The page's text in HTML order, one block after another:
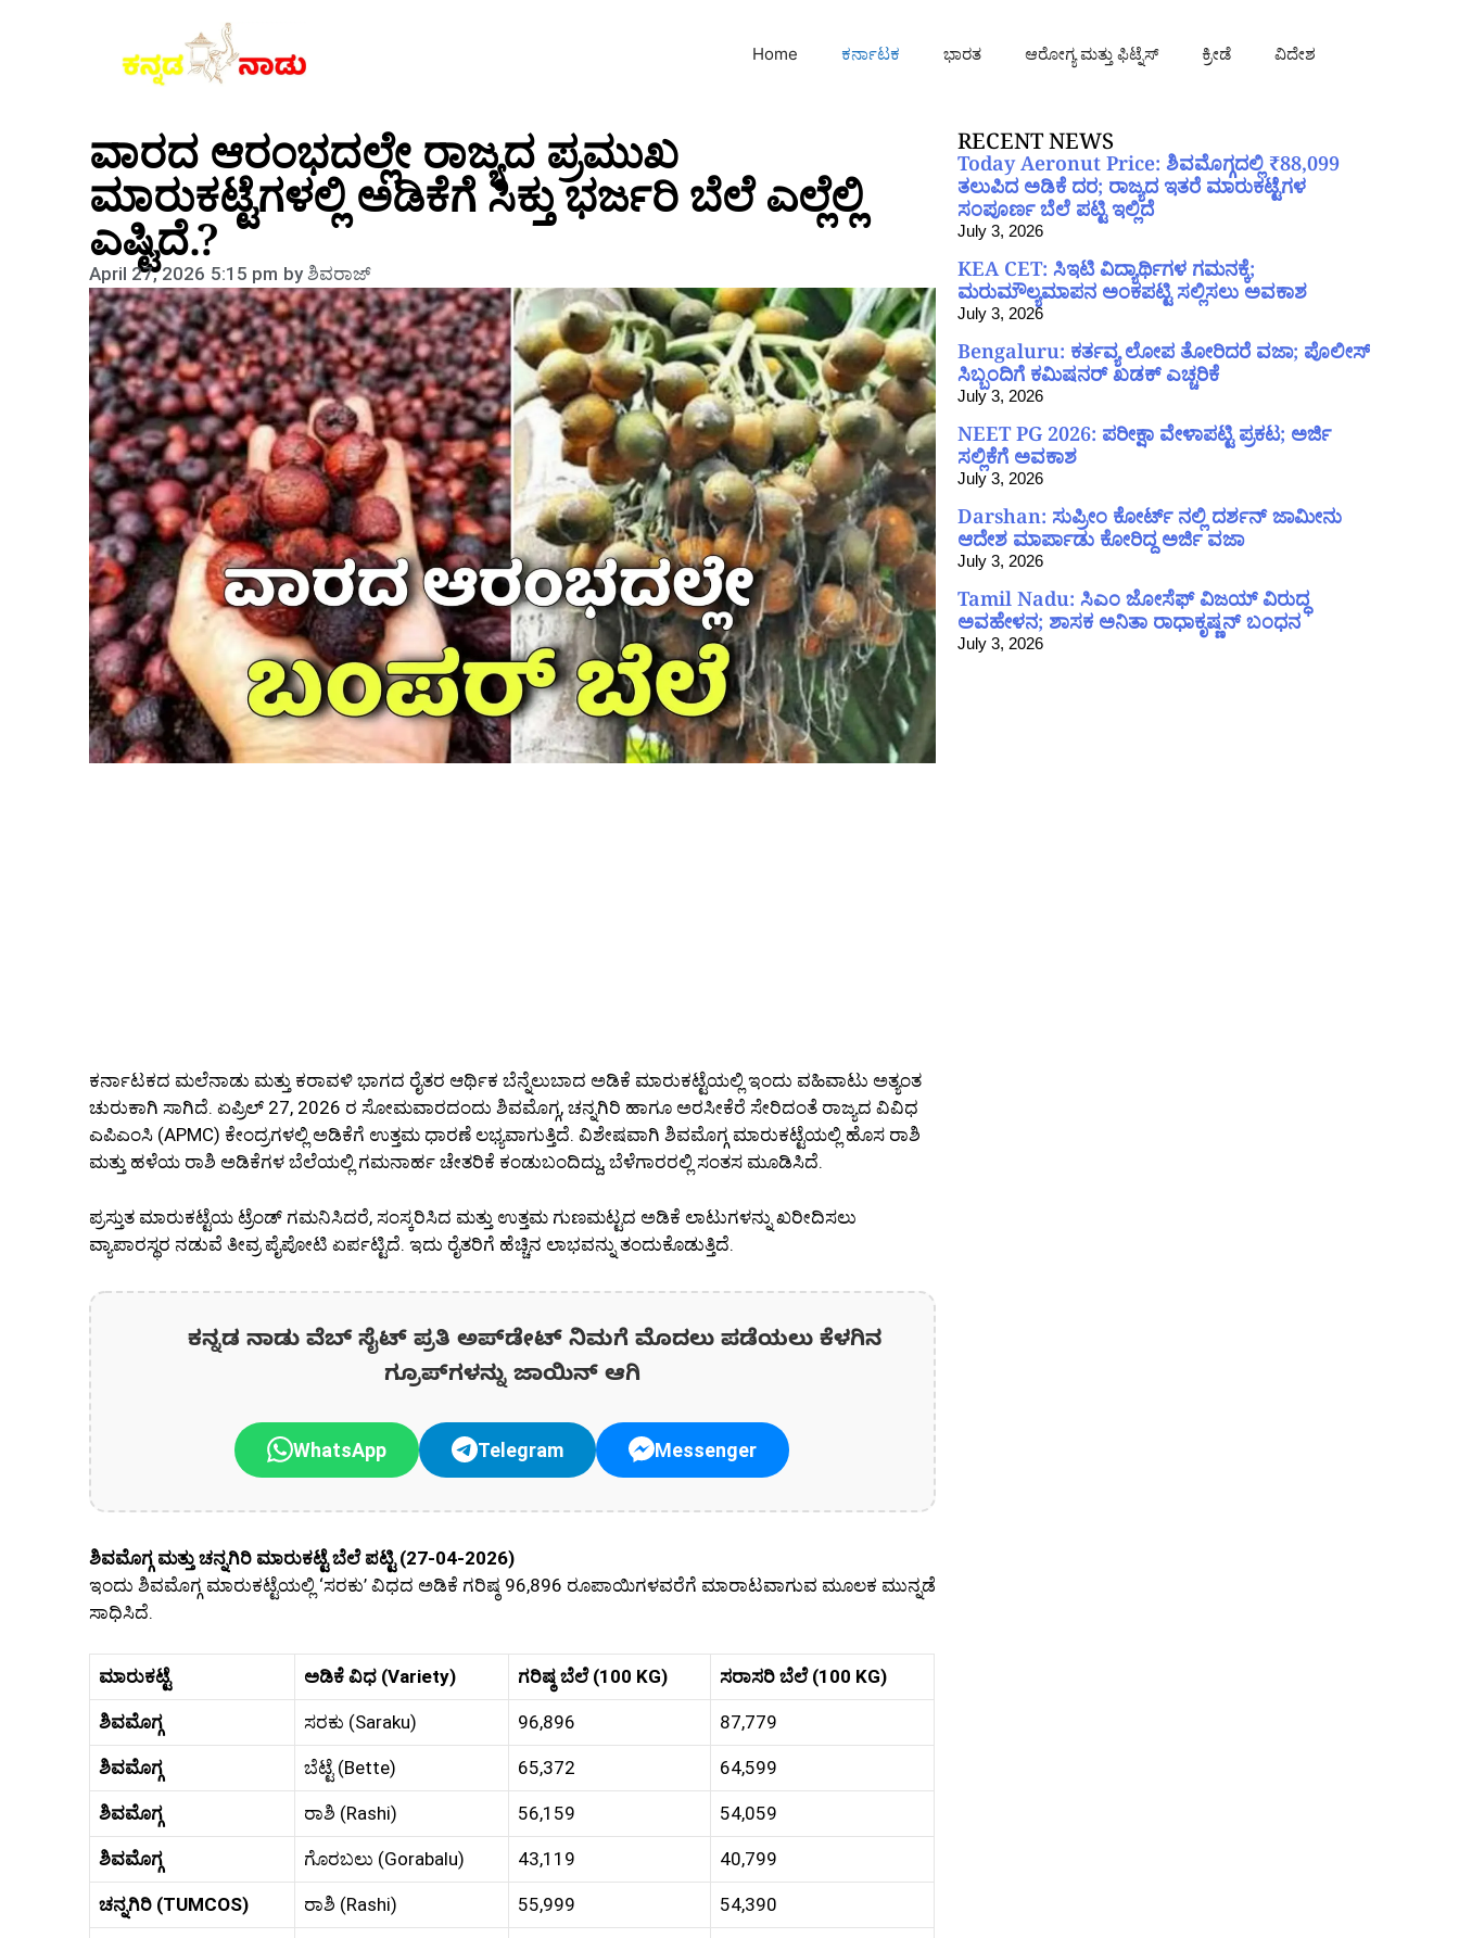
Home ಕರ್ನಾಟಕ ಭಾರತ ಆರೋಗ್ಯ ಮತ್ತು ಫಿಟ್ನೆಸ್ ಕ್ರೀಡೆ ವಿದೇಶ
ವಾರದ ಆರಂಭದಲ್ಲೇ ರಾಜ್ಯದ ಪ್ರಮುಖ
ಮಾರುಕಟ್ಟೆಗಳಲ್ಲಿ ಅಡಿಕೆಗೆ ಸಿಕ್ತು ಭರ್ಜರಿ ಬೆಲೆ ಎಲ್ಲೆಲ್ಲಿ
ಎಷ್ಟಿದೆ.?
April 27, 2026 5:15 pm byಶಿವರಾಜ್
ಕರ್ನಾಟಕದ ಮಲೆನಾಡು ಮತ್ತು ಕರಾವಳಿ ಭಾಗದ ರೈತರ ಆರ್ಥಿಕ ಬೆನ್ನೆಲುಬಾದ ಅಡಿಕೆ ಮಾರುಕಟ್ಟೆಯಲ್ಲಿ ಇಂದು ವಹಿವಾಟು ಅತ್ಯಂತ
ಚುರುಕಾಗಿ ಸಾಗಿದೆ. ಏಪ್ರಿಲ್ 27, 2026 ರ ಸೋಮವಾರದಂದು ಶಿವಮೊಗ್ಗ, ಚನ್ನಗಿರಿ ಹಾಗೂ ಅರಸೀಕೆರೆ ಸೇರಿದಂತೆ ರಾಜ್ಯದ ವಿವಿಧ
ಎಪಿಎಂಸಿ (APMC) ಕೇಂದ್ರಗಳಲ್ಲಿ ಅಡಿಕೆಗೆ ಉತ್ತಮ ಧಾರಣೆ ಲಭ್ಯವಾಗುತ್ತಿದೆ. ವಿಶೇಷವಾಗಿ ಶಿವಮೊಗ್ಗ ಮಾರುಕಟ್ಟೆಯಲ್ಲಿ ಹೊಸ ರಾಶಿ
ಮತ್ತು ಹಳೆಯ ರಾಶಿ ಅಡಿಕೆಗಳ ಬೆಲೆಯಲ್ಲಿ ಗಮನಾರ್ಹ ಚೇತರಿಕೆ ಕಂಡುಬಂದಿದ್ದು, ಬೆಳೆಗಾರರಲ್ಲಿ ಸಂತಸ ಮೂಡಿಸಿದೆ.
ಪ್ರಸ್ತುತ ಮಾರುಕಟ್ಟೆಯ ಟ್ರೆಂಡ್ ಗಮನಿಸಿದರೆ, ಸಂಸ್ಕರಿಸಿದ ಮತ್ತು ಉತ್ತಮ ಗುಣಮಟ್ಟದ ಅಡಿಕೆ ಲಾಟುಗಳನ್ನು ಖರೀದಿಸಲು
ವ್ಯಾಪಾರಸ್ಥರ ನಡುವೆ ತೀವ್ರ ಪೈಪೋಟಿ ಏರ್ಪಟ್ಟಿದೆ. ಇದು ರೈತರಿಗೆ ಹೆಚ್ಚಿನ ಲಾಭವನ್ನು ತಂದುಕೊಡುತ್ತಿದೆ.
ಕನ್ನಡ ನಾಡು ವೆಬ್ ಸೈಟ್ ಪ್ರತಿ ಅಪ್‌ಡೇಟ್‌ ನಿಮಗೆ ಮೊದಲು ಪಡೆಯಲು ಕೆಳಗಿನ
ಗ್ರೂಪ್‌ಗಳನ್ನು ಜಾಯಿನ್ ಆಗಿ
WhatsApp Telegram Messenger
ಶಿವಮೊಗ್ಗ ಮತ್ತು ಚನ್ನಗಿರಿ ಮಾರುಕಟ್ಟೆ ಬೆಲೆ ಪಟ್ಟಿ (27-04-2026)
ಇಂದು ಶಿವಮೊಗ್ಗ ಮಾರುಕಟ್ಟೆಯಲ್ಲಿ ‘ಸರಕು’ ವಿಧದ ಅಡಿಕೆ ಗರಿಷ್ಠ 96,896 ರೂಪಾಯಿಗಳವರೆಗೆ ಮಾರಾಟವಾಗುವ ಮೂಲಕ ಮುನ್ನಡೆ
ಸಾಧಿಸಿದೆ.
ಮಾರುಕಟ್ಟೆ ಅಡಿಕೆ ವಿಧ (Variety) ಗರಿಷ್ಠ ಬೆಲೆ (100 KG) ಸರಾಸರಿ ಬೆಲೆ (100 KG)
ಶಿವಮೊಗ್ಗ ಸರಕು (Saraku) 96,896 87,779
ಶಿವಮೊಗ್ಗ ಬೆಟ್ಟೆ (Bette) 65,372 64,599
ಶಿವಮೊಗ್ಗ ರಾಶಿ (Rashi) 56,159 54,059
ಶಿವಮೊಗ್ಗ ಗೊರಬಲು (Gorabalu) 43,119 40,799
ಚನ್ನಗಿರಿ (TUMCOS) ರಾಶಿ (Rashi) 55,999 54,390
RECENT NEWS
Today Aeronut Price: ಶಿವಮೊಗ್ಗದಲ್ಲಿ ₹88,099
ತಲುಪಿದ ಅಡಿಕೆ ದರ; ರಾಜ್ಯದ ಇತರೆ ಮಾರುಕಟ್ಟೆಗಳ
ಸಂಪೂರ್ಣ ಬೆಲೆ ಪಟ್ಟಿ ಇಲ್ಲಿದೆ
July 3, 2026
KEA CET: ಸಿಇಟಿ ವಿದ್ಯಾರ್ಥಿಗಳ ಗಮನಕ್ಕೆ;
ಮರುಮೌಲ್ಯಮಾಪನ ಅಂಕಪಟ್ಟಿ ಸಲ್ಲಿಸಲು ಅವಕಾಶ
July 3, 2026
Bengaluru: ಕರ್ತವ್ಯ ಲೋಪ ತೋರಿದರೆ ವಜಾ; ಪೊಲೀಸ್
ಸಿಬ್ಬಂದಿಗೆ ಕಮಿಷನರ್ ಖಡಕ್ ಎಚ್ಚರಿಕೆ
July 3, 2026
NEET PG 2026: ಪರೀಕ್ಷಾ ವೇಳಾಪಟ್ಟಿ ಪ್ರಕಟ; ಅರ್ಜಿ
ಸಲ್ಲಿಕೆಗೆ ಅವಕಾಶ
July 3, 2026
Darshan: ಸುಪ್ರೀಂ ಕೋರ್ಟ್ ನಲ್ಲಿ ದರ್ಶನ್ ಜಾಮೀನು
ಆದೇಶ ಮಾರ್ಪಾಡು ಕೋರಿದ್ದ ಅರ್ಜಿ ವಜಾ
July 3, 2026
Tamil Nadu: ಸಿಎಂ ಜೋಸೆಫ್ ವಿಜಯ್ ವಿರುದ್ಧ
ಅವಹೇಳನ; ಶಾಸಕ ಅನಿತಾ ರಾಧಾಕೃಷ್ಣನ್ ಬಂಧನ
July 3, 2026